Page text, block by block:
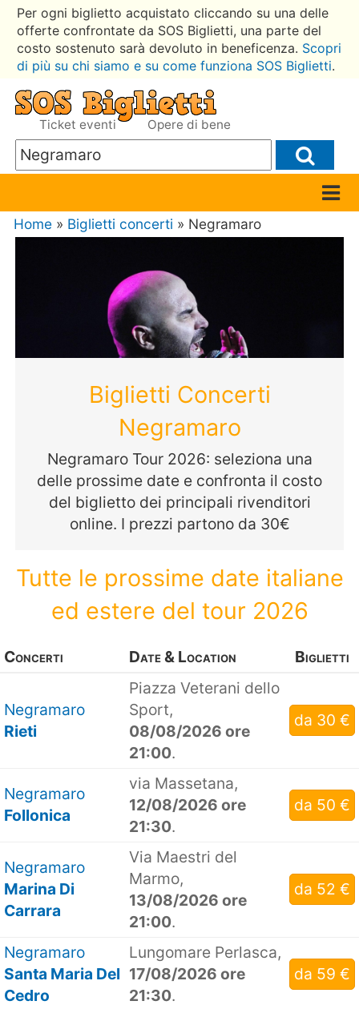
Per ogni biglietto acquistato cliccando su una delle
offerte confrontate da SOS Biglietti, una parte del
costo sostenuto sarà devoluto in beneficenza. Scopri
di più su chi siamo e su come funziona SOS Biglietti.
Ticket eventi Opere di bene
Home » Biglietti concerti » Negramaro
Biglietti Concerti
Negramaro
Negramaro Tour 2026: seleziona una
delle prossime date e confronta il costo
del biglietto dei principali rivenditori
online. I prezzi partono da 30€
Tutte le prossime date italiane
ed estere del tour 2026
Concerti Date & Location Biglietti
Negramaro
Rieti
Piazza Veterani dello
Sport,
08/08/2026 ore
21:00.
da 30 €
Negramaro
Follonica
via Massetana,
12/08/2026 ore
21:30.
da 50 €
Negramaro
Marina Di
Carrara
Via Maestri del
Marmo,
13/08/2026 ore
21:00.
da 52 €
Negramaro
Santa Maria Del
Cedro
Lungomare Perlasca,
17/08/2026 ore
21:30.
da 59 €